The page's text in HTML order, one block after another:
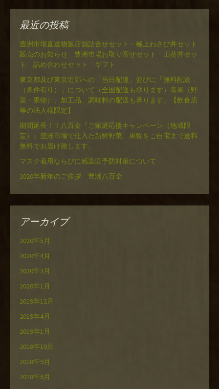
最近の投稿
豊洲市場直送物販店舗詰合せセット・極上わさび丼セット
販売のお知らせ 豊洲市場お取り寄せセット 山葵丼セッ
ト 詰め合わせセット ギフト
東京都及び東京近郊への「当日配達」並びに「無料配送
（条件有り）」について（全国配送も承ります）青果（野
菜・果物）、加工品、調味料の配送も承ります。【飲食店
等の法人様限定】
期間延長！！八百金『ご家庭応援キャンペーン（地域限
定）』豊洲市場で仕入た新鮮野菜、果物をご自宅まで送料
無料でお届け致します。
マスク着用ならびに感染症予防対策について
2020年新年のご挨拶 豊洲八百金
アーカイブ
2020年5月
2020年4月
2020年3月
2020年1月
2019年12月
2019年4月
2019年1月
2018年10月
2018年9月
2018年6月